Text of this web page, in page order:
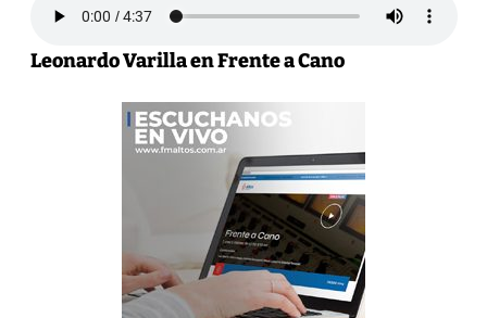
Leonardo Varilla en Frente a Cano